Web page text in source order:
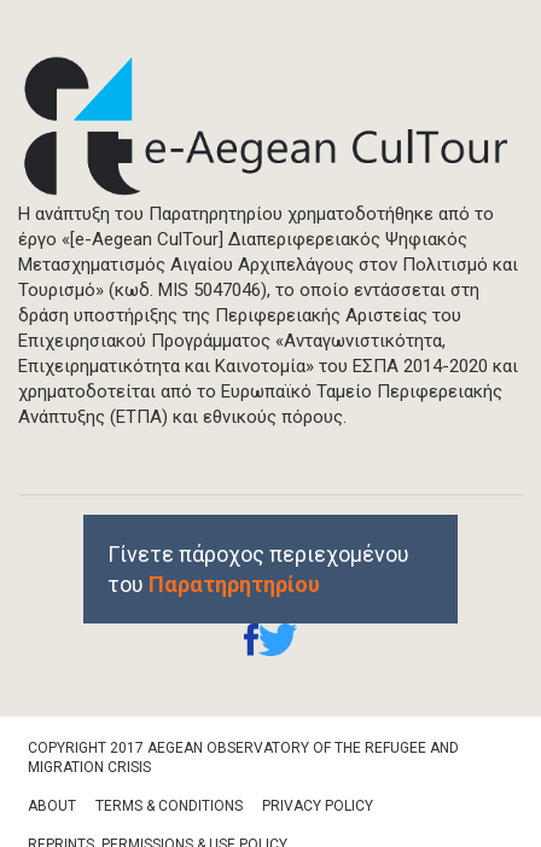
Η ανάπτυξη του Παρατηρητηρίου χρηματοδοτήθηκε από το
έργο «[e-Aegean CulTour] Διαπεριφερειακός Ψηφιακός
Μετασχηματισμός Αιγαίου Αρχιπελάγους στον Πολιτισμό και
Τουρισμό» (κωδ. MIS 5047046), το οποίο εντάσσεται στη
δράση υποστήριξης της Περιφερειακής Αριστείας του
Επιχειρησιακού Προγράμματος «Ανταγωνιστικότητα,
Επιχειρηματικότητα και Καινοτομία» του ΕΣΠΑ 2014-2020 και
χρηματοδοτείται από το Ευρωπαϊκό Ταμείο Περιφερειακής
Ανάπτυξης (ΕΤΠΑ) και εθνικούς πόρους.
Γίνετε πάροχος περιεχομένου
του Παρατηρητηρίου
Bottom
COPYRIGHT 2017 AEGEAN OBSERVATORY OF THE REFUGEE AND
MIGRATION CRISIS
ABOUT TERMS & CONDITIONS PRIVACY POLICY